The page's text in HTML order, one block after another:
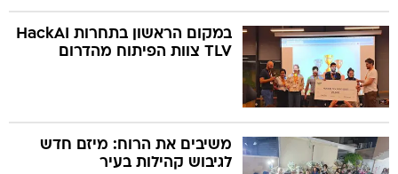
במקום הראשון בתחרות HackAI
TLV צוות הפיתוח מהדרום
משיבים את הרוח: מיזם חדש
לגיבוש קהילות בעיר